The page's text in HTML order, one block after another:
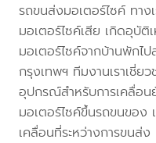
รถขนส่งมอเตอร์ไซค์ ทาง
มอเตอร์ไซค์เสีย เกิดอุบั
มอเตอร์ไซค์จากบ้านพักไ
กรุงเทพฯ ทีมงานเราเชี่
อุปกรณ์สำหรับการเคลื่อน
มอเตอร์ไซค์ขึ้นรถขนของ
เคลื่อนที่ระหว่างการขนส่